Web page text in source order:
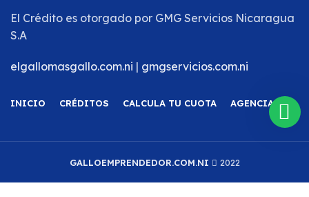
El Crédito es otorgado por GMG Servicios Nicaragua
S.A
elgallomasgallo.com.ni | gmgservicios.com.ni
INICIO CRÉDITOS CALCULA TU CUOTA AGENCIAS
GALLOEMPRENDEDOR.COM.NI 2022